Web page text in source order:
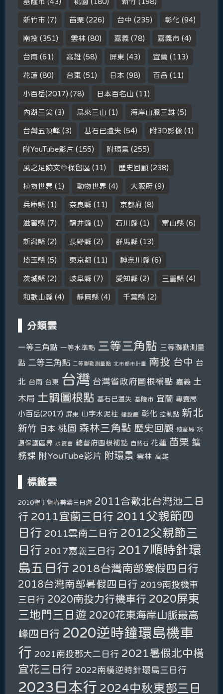
新竹市 (7) 苗栗 (226) 台中 (235) 彰化 (94)
南投 (351) 雲林 (80) 嘉義 (78) 嘉義市 (4)
台南 (61) 高雄 (58) 屏東 (43) 宜蘭 (113)
花蓮 (80) 台東 (51) 日本 (98) 百岳 (11)
小百岳(2017) (78) 日本百名山 (11)
內湖三尖 (3) 烏來三山 (1) 海岸山脈三雄 (5)
台灣五頂峰 (3) 基石已遺失 (54) 附3D影像 (1)
附YouTube影片 (155) 附環景 (255)
風之足跡文章保留區 (11) 歷史回顧 (238)
植物世界 (1) 動物世界 (4) 大阪府 (9)
兵庫縣 (1) 奈良縣 (11) 京都府 (8)
滋賀縣 (7) 福井縣 (1) 石川縣 (1) 富山縣 (6)
新潟縣 (2) 長野縣 (2) 群馬縣 (13)
埼玉縣 (5) 東京都 (11) 神奈川縣 (6)
茨城縣 (2) 岐阜縣 (7) 愛知縣 (2) 三重縣 (4)
和歌山縣 (4) 靜岡縣 (4) 千葉縣 (2)
分類雲
一等三角點 一等水準點 三等三角點 三等聯勤測量
點 二等三角點 二等聯勤測量點 北市都市計畫 南投 台中 台
北 台南 台東 台灣 台灣省政府圖根補點 嘉義 土
木局 土調圖根點 基石已遺失 基隆市 宜蘭 專賣局
小百岳(2017) 屏東 山字水泥柱 建設廳 彰化 控制點 新北
新竹 日本 桃園 森林三角點 歷史回顧 殖產局
水
源保護區界 水資會 總督府圖根補點 自然石 花蓮 苗栗 鑛
務課 附YouTube影片 附環景 雲林 高雄
標籤雲
2010墾丁恆春美濃三日遊 2011合歡北台灣池二日
行 2011宜蘭三日行 2011父親節四
日行 2011雲南二日行 2012父親節三
日行 2017嘉義三日行 2017順時針環
島五日行 2018台灣南部寒假四日行
2018台灣南部暑假四日行 2019南投機車
三日行 2020南投力行機車行 2020屏東
三地門三日遊 2020花東海岸山脈最高
峰四日行 2020逆時鐘環島機車
行 2021南投郡大二日行 2021暑假北中橫
宜花三日行 2022南橫逆時針環島三日行
2023日本行 2024中秋東部三日